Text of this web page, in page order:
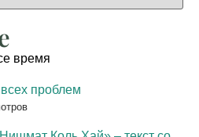
время
проблем